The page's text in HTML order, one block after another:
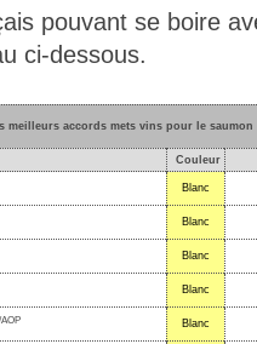
pouvant se boire
ci-dessous.
meilleurs accords mets vins pour le saumon
Couleur
Blanc
Blanc
Blanc
Blanc
Blanc